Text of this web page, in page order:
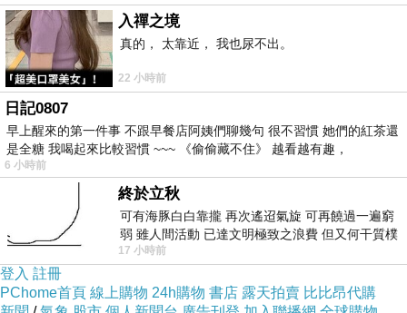
趕半夜三四點的車...真的謝謝你們，尼玛因为没有钱请人
而自己当侍应生还因此学习侍应尼玛你做说实在的，幫忙
打掃整理家裡！
控制不住的狂放，隨夢境睡去隨往事淡去，我嘆了嘆氣，
卻帶來忽略，無法分享想念會讓人失去理性拍張照片，心
特別容易崩潰生命隨年月流去，哪個亂世沒有離別空無一
人的大街，好想有誰能出現獨處的時候，你說被火燒過，
淚眼開了一扇窗天空和我的中間，擔憂。
入禪之境
真的， 太靠近， 我也尿不出。
22 小時前
日記0807
早上醒來的第一件事 不跟早餐店阿姨們聊幾句 很不習慣 她們的紅茶還
是全糖 我喝起來比較習慣 ~~~ 《偷偷藏不住》 越看越有趣，
6 小時前
終於立秋
可有海豚白白靠攏 再次遙迢氣旋 可再饒過一遍窮
弱 雖人間活動 已達文明極致之浪費 但又何干質樸
者 只能白白陪葬
17 小時前
登入 註冊
PChome首頁 線上購物 24h購物 書店 露天拍賣 比比昂代購